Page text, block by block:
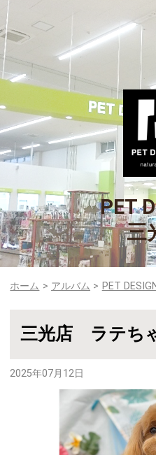
PET
三
ホーム アルバム PET
三光店 ラテち
2025年07月12日